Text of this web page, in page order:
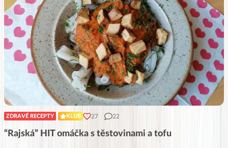
ZDRAVÉ RECEPTY KLUB 27 22
“Rajská” HIT omáčka s těstovinami a tofu